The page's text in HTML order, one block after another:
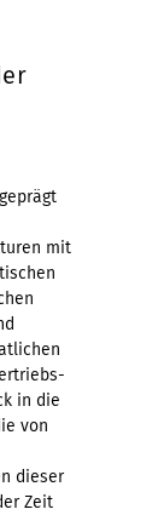
mit
in die
von
dieser
Zeit